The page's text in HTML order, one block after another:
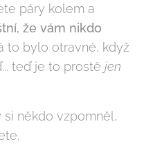
páry kolem a
že vám nikdo
to bylo otravné, když
teď je to prostě jen
někdo vzpomněl,